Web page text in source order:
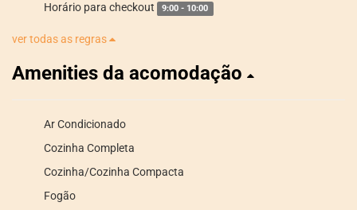
Horário para checkout 9:00 - 10:00
ver todas as regras
Amenities da acomodação
Ar Condicionado
Cozinha Completa
Cozinha/Cozinha Compacta
Fogão